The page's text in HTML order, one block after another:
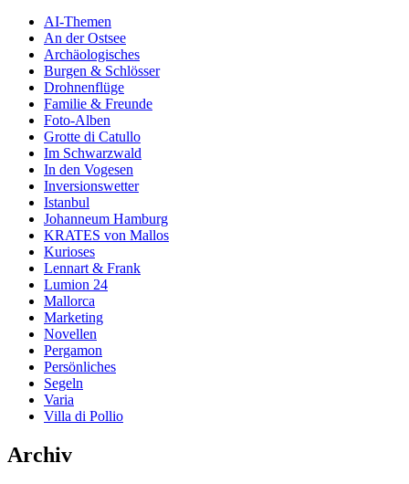
AI-Themen
An der Ostsee
Archäologisches
Burgen & Schlösser
Drohnenflüge
Familie & Freunde
Foto-Alben
Grotte di Catullo
Im Schwarzwald
In den Vogesen
Inversionswetter
Istanbul
Johanneum Hamburg
KRATES von Mallos
Kurioses
Lennart & Frank
Lumion 24
Mallorca
Marketing
Novellen
Pergamon
Persönliches
Segeln
Varia
Villa di Pollio
Archiv